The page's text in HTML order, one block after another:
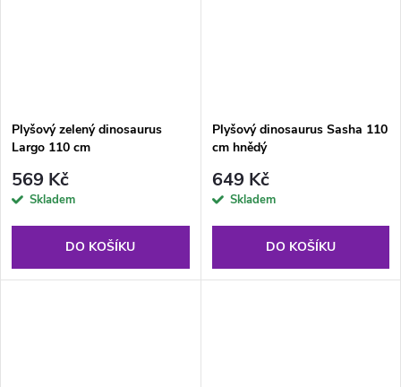
Plyšový zelený dinosaurus
Largo 110 cm
569 Kč
Skladem
DO KOŠÍKU
Plyšový dinosaurus Sasha 110
cm hnědý
649 Kč
Skladem
DO KOŠÍKU